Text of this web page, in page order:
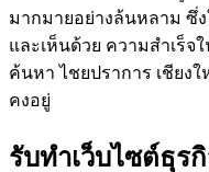
มากมายอย่างล้นหลาม ซึ่
และเห็นด้วย ความสำเร็
ค้นหา ไชยปราการ เชียง
คงอยู่
รับทำเว็บไซต์ธุร